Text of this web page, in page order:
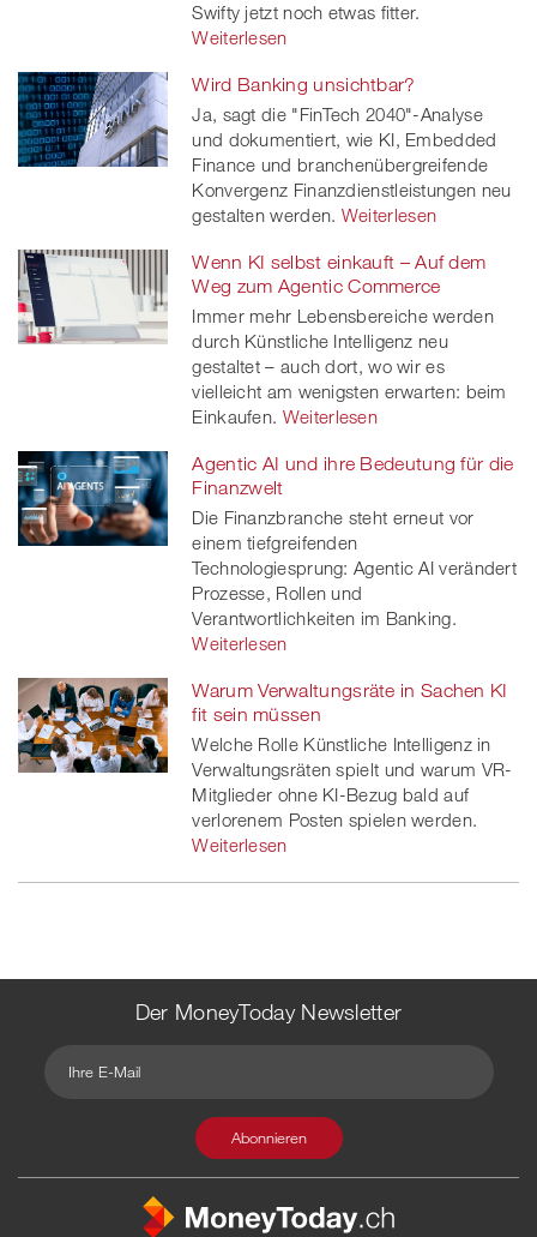
Swifty jetzt noch etwas fitter.
Weiterlesen
Wird Banking unsichtbar?
Ja, sagt die "FinTech 2040"-Analyse
und dokumentiert, wie KI, Embedded
Finance und branchenübergreifende
Konvergenz Finanzdienstleistungen neu
gestalten werden. Weiterlesen
Wenn KI selbst einkauft – Auf dem
Weg zum Agentic Commerce
Immer mehr Lebensbereiche werden
durch Künstliche Intelligenz neu
gestaltet – auch dort, wo wir es
vielleicht am wenigsten erwarten: beim
Einkaufen. Weiterlesen
Agentic AI und ihre Bedeutung für die
Finanzwelt
Die Finanzbranche steht erneut vor
einem tiefgreifenden
Technologiesprung: Agentic AI verändert
Prozesse, Rollen und
Verantwortlichkeiten im Banking.
Weiterlesen
Warum Verwaltungsräte in Sachen KI
fit sein müssen
Welche Rolle Künstliche Intelligenz in
Verwaltungsräten spielt und warum VR-
Mitglieder ohne KI-Bezug bald auf
verlorenem Posten spielen werden.
Weiterlesen
Der MoneyToday Newsletter